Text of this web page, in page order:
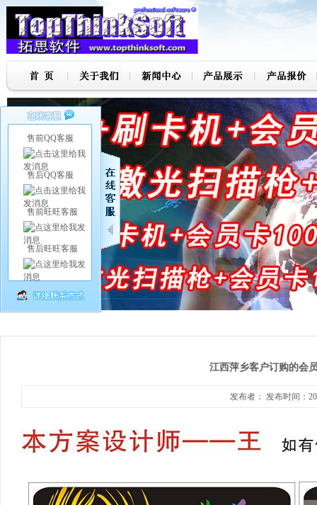
江西萍乡客户订购的会
发布者： 发布时间：
售前QQ客服
售后QQ客服
售前旺旺客服
售后旺旺客服